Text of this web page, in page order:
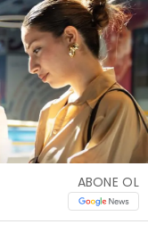
ABONE OL